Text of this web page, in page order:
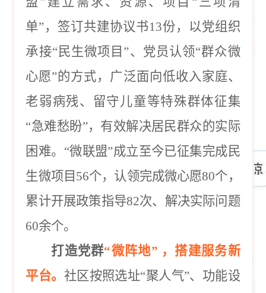
单”，签订共建协议书13份，以党组织
承接“民生微项目”、党员认领“群众微
心愿”的方式，广泛面向低收入家庭、
老弱病残、留守儿童等特殊群体征集
“急难愁盼”，有效解决居民群众的实际
困难。“微联盟”成立至今已征集完成民
生微项目56个，认领完成微心愿80个，
累计开展政策指导82次、解决实际问题
60余个。
打造党群“微阵地” ，搭建服务新
平台。 社区按照选址“聚人气”、功能设